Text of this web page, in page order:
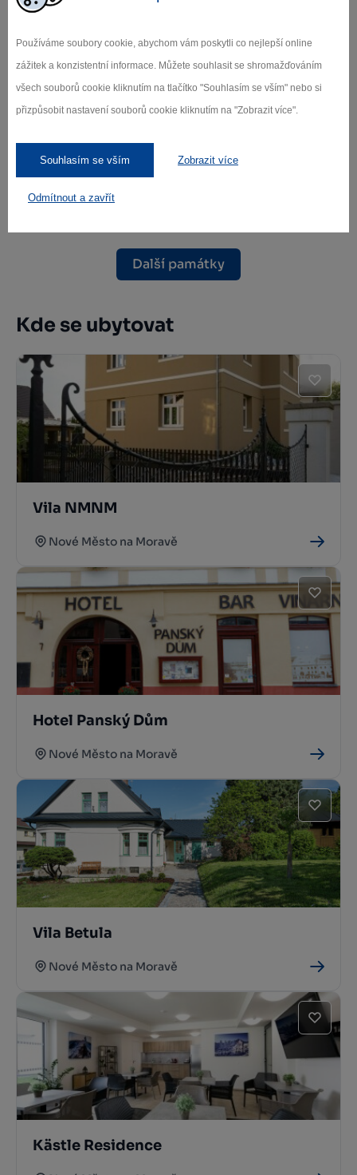
Používáme soubory cookie, abychom vám poskytli co nejlepší online
zážitek a konzistentní informace. Můžete souhlasit se shromažďováním
všech souborů cookie kliknutím na tlačítko "Souhlasím se vším" nebo si
přizpůsobit nastavení souborů cookie kliknutím na "Zobrazit více".
Souhlasím se vším Zobrazit více
Odmítnout a zavřít
Farní kostel sv. Prokopa Žďár nad
Sázavou
Žďár nad Sázavou
Další památky
Kde se ubytovat
Vila NMNM
Nové Město na Moravě
Hotel Panský Dům
Nové Město na Moravě
Vila Betula
Nové Město na Moravě
Kästle Residence